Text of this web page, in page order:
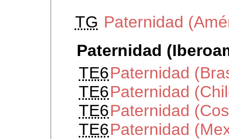
TG Paternidad
Paternidad
TE6Paternidad
TE6Paternidad
TE6Paternidad
TE6Paternidad